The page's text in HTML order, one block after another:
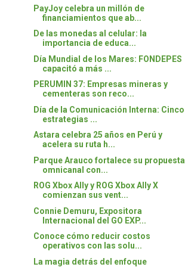
PayJoy celebra un millón de
financiamientos que ab...
De las monedas al celular: la
importancia de educa...
Día Mundial de los Mares: FONDEPES
capacitó a más ...
PERUMIN 37: Empresas mineras y
cementeras son reco...
Día de la Comunicación Interna: Cinco
estrategias ...
Astara celebra 25 años en Perú y
acelera su ruta h...
Parque Arauco fortalece su propuesta
omnicanal con...
ROG Xbox Ally y ROG Xbox Ally X
comienzan sus vent...
Connie Demuru, Expositora
Internacional del GO EXP...
Conoce cómo reducir costos
operativos con las solu...
La magia detrás del enfoque